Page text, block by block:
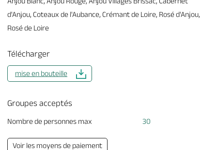
d'Anjou, Coteaux de l'Aubance, Crémant de Loire, Rosé d'Anjou,
Rosé de Loire
Télécharger
mise en bouteille
Groupes acceptés
Nombre de personnes max 30
Voir les moyens de paiement